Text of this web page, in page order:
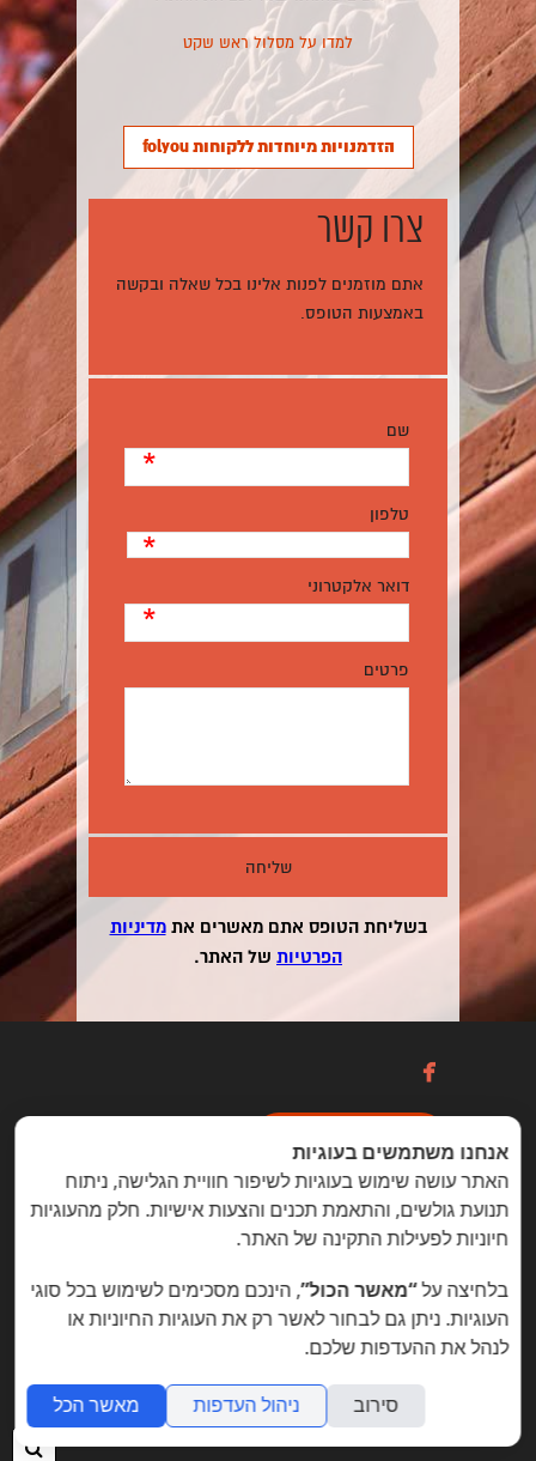
למדו על מסלול ראש שקט
הזדמנויות מיוחדות ללקוחות folyou
צרו קשר
אתם מוזמנים לפנות אלינו בכל שאלה ובקשה
באמצעות הטופס.
שם
*
טלפון
*
דואר אלקטרוני
*
פרטים
בשליחת הטופס אתם מאשרים אתמדיניות
הפרטיות של האתר.

הזדמנויות מיוחדות ללקוחות folyou
צרו איתנו קשר הצהרת נגישות משרות
מה חדש תמיכה תנאי שימוש
אפיליאייטס אתר דו לשוני חנות וירטואלית
אנחנו משתמשים בעוגיות
האתר עושה שימוש בעוגיות לשיפור חוויית הגלישה, ניתוח
תנועת גולשים, והתאמת תכנים והצעות אישיות. חלק מהעוגיות
חיוניות לפעילות התקינה של האתר.
בלחיצה על“מאשר הכול”, הינכם מסכימים לשימוש בכל סוגי
העוגיות. ניתן גם לבחור לאשר רק את העוגיות החיוניות או
לנהל את ההעדפות שלכם.
סירוב ניהול העדפות מאשר הכל